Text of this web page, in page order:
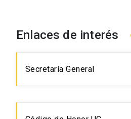
Enlaces de interés
Secretaría General